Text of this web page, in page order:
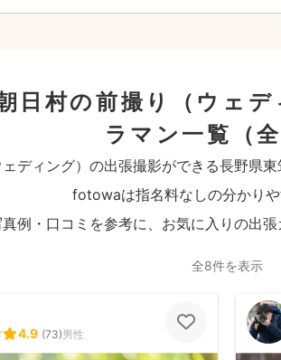
日村の前撮り（ウェ
ラマン一覧
（
ディング）の出張撮影ができる長野県東
fotowaは指名料なしの分かりや
例・口コミを参考に、お気に入りの出
全8件を表示
4.9 (73)男性